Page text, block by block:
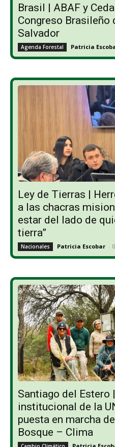
Brasil | ABAF y
Congreso Brasileño
Salvador
Agenda Forestal Patricia
Ley de Tierras |
a las chacras
estar del lado de
tierra”
Nacionales Patricia Escobar -
Santiago del Estero
institucional de la
puesta en marcha
Bosque – Clima